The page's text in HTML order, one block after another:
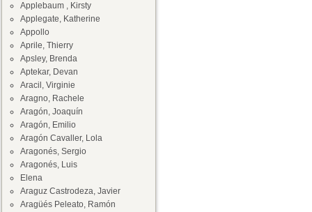
Applebaum , Kirsty
Applegate, Katherine
Appollo
Aprile, Thierry
Apsley, Brenda
Aptekar, Devan
Aracil, Virginie
Aragno, Rachele
Aragón, Joaquín
Aragón, Emilio
Aragón Cavaller, Lola
Aragonés, Sergio
Aragonés, Luis
Elena
Araguz Castrodeza, Javier
Aragüés Peleato, Ramón